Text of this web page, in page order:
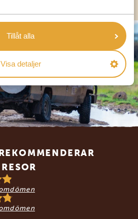
Tillåt alla
Visa detaljer